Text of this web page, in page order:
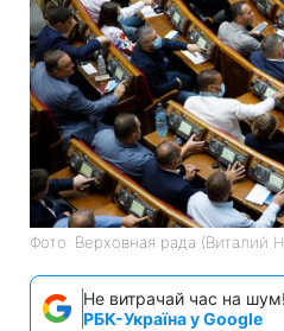
Фото: Верховная рада (Виталий
Не витрачай час на
РБК-Україна у Google